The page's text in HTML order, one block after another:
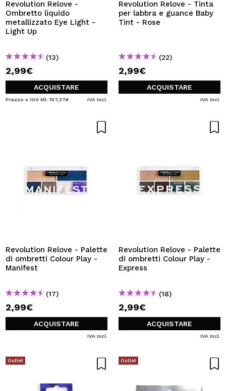
Revolution Relove -
Ombretto liquido
metallizzato Eye Light -
Light Up
(13)
2,99€
ACQUISTARE
Prezzo x 100 Ml: 157,37€ IVA Incl.
Revolution Relove - Tinta
per labbra e guance Baby
Tint - Rose
(22)
2,99€
ACQUISTARE
IVA Incl.
Revolution Relove - Palette
di ombretti Colour Play -
Manifest
(17)
2,99€
ACQUISTARE
IVA Incl.
Revolution Relove - Palette
di ombretti Colour Play -
Express
(18)
2,99€
ACQUISTARE
IVA Incl.
Outlet Outlet